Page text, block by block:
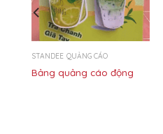
STANDEE QUẢNG CÁO
Bảng quảng cáo động